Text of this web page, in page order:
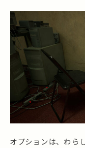
オプションは、わら